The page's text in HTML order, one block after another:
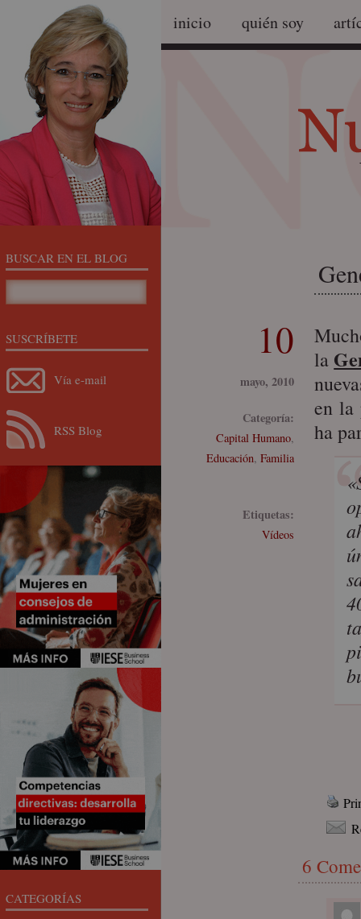
inicio quién soy
10
mayo, 2010
Categoría:
Capital Humano,
Educación, Familia
Etiquetas:
Vídeos
la
en la
ha
«
6
BUSCAR EN EL BLOG
SUSCRÍBETE
Vía e-mail
RSS Blog
CATEGORÍAS